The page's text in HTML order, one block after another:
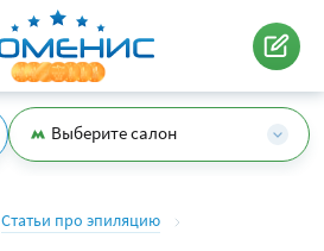
Выберите салон
Статьи про эпиляцию